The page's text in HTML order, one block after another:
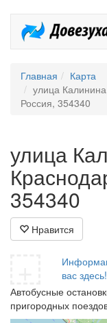
Главная
Карта
улица
Россия, 354340
улица
354340
Нравится
вас здесь!
Автобусные
пригородных